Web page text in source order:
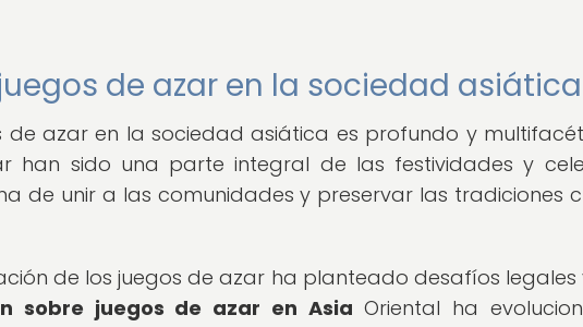
de azar en la sociedad asiática
de azar en la sociedad asiática es profundo y
han sido una parte integral de las festividades y
de unir a las comunidades y preservar las tradiciones
de los juegos de azar ha planteado desafíos legales
sobre juegos de azar en Asia Oriental ha